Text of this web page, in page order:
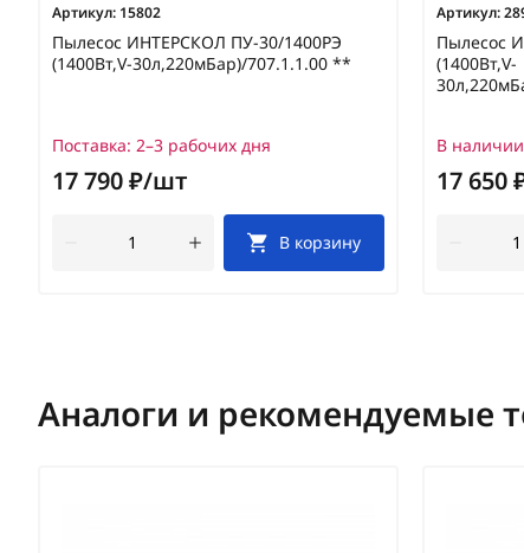
Артикул: 15802
Пылесос ИНТЕРСКОЛ ПУ-30/1400РЭ
(1400Вт,V-30л,220мБар)/707.1.1.00 **
Поставка: 2–3 рабочих дня
17 790 ₽/шт
В корзину
Артикул:
Пылесос
(1400Вт,V-
В
17 650
Аналоги и рекомендуемые